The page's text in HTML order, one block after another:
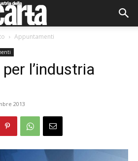
Appuntamenti
l’industria
2013